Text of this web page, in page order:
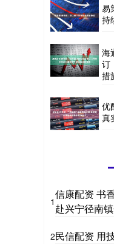
易
持
海
订
措
优
真
1
信康配资 书
赴兴宁径南
2民信配资 用